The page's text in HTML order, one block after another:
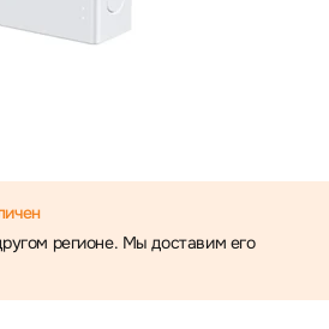
регионе. Мы доставим его